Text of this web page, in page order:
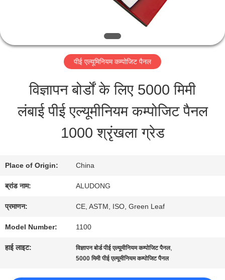
नियंत्रण
हमसे
करें
समाचार
उद्धरण
पीई एल्यूमिनियम कम्पोजिट पैनल
विज्ञापन बोर्डों के लिए 5000 मिमी
लंबाई पीई एल्यूमीनियम कम्पोजिट पैनल
1000 श्रृंखला ग्रेड
Place of Origin: China
ब्रांड नाम: ALUDONG
प्रमाणन: CE, ASTM, ISO, Green Leaf
Model Number: 1100
हाई लाइट: विज्ञापन बोर्ड पीई एल्यूमीनियम कम्पोजिट पैनल,
5000 मिमी पीई एल्यूमीनियम कम्पोजिट पैनल